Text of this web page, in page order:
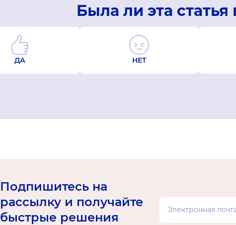
Была ли эта
ДА НЕТ
Подпишитесь на
рассылку и получайте
быстрые решения